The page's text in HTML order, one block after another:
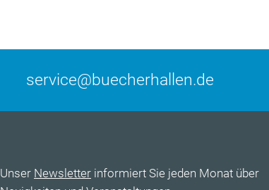
service@buecherhallen.de
Unser Newsletter informiert Sie jeden Monat über